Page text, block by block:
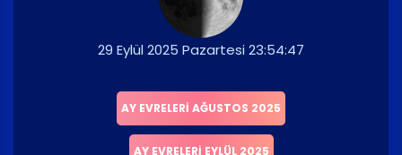
29 Eylül 2025 Pazartesi 23:54:47
AY EVRELERI AĞUSTOS 2025
AY EVRELERI EYLÜL 2025